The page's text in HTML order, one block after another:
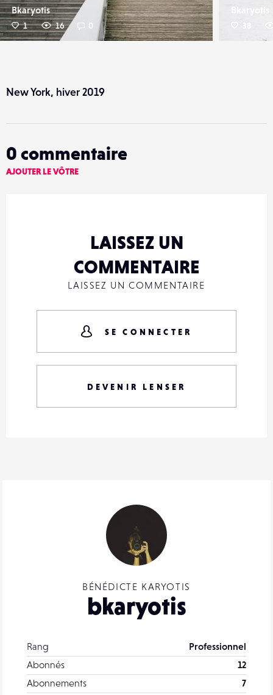
Bkaryotis
1 16 0
Bkaryotis
BÉNÉDICTE KARYOTIS
bkaryotis
Rang
Professionnel
Abonnés
12
Abonnements
7
New York, hiver 2019
0 commentaire
AJOUTER LE VÔTRE
LAISSEZ UN
COMMENTAIRE
LAISSEZ UN COMMENTAIRE
SE CONNECTER
DEVENIR LENSER